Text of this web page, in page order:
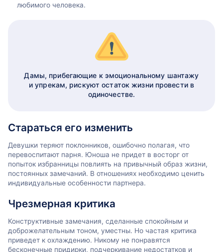
любимого человека.
Дамы, прибегающие к эмоциональному шантажу
и упрекам, рискуют остаток жизни провести в
одиночестве.
Стараться его изменить
Девушки теряют поклонников, ошибочно полагая, что
перевоспитают парня. Юноша не придет в восторг от
попыток избранницы повлиять на привычный образ жизни,
постоянных замечаний. В отношениях необходимо ценить
индивидуальные особенности партнера.
Чрезмерная критика
Конструктивные замечания, сделанные спокойным и
доброжелательным тоном, уместны. Но частая критика
приведет к охлаждению. Никому не понравятся
бесконечные придирки, подчеркивание недостатков и